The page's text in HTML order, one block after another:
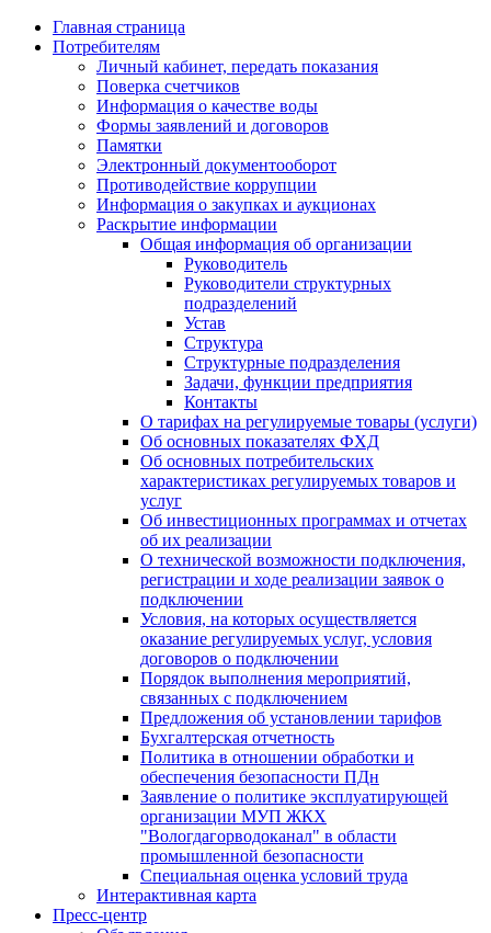
Главная страница
Потребителям
Личный кабинет, передать показания
Поверка счетчиков
Информация о качестве воды
Формы заявлений и договоров
Памятки
Электронный документооборот
Противодействие коррупции
Информация о закупках и аукционах
Раскрытие информации
Общая информация об организации
Руководитель
Руководители структурных
подразделений
Устав
Структура
Структурные подразделения
Задачи, функции предприятия
Контакты
О тарифах на регулируемые товары (услуги)
Об основных показателях ФХД
Об основных потребительских
характеристиках регулируемых товаров и
услуг
Об инвестиционных программах и отчетах
об их реализации
О технической возможности подключения,
регистрации и ходе реализации заявок о
подключении
Условия, на которых осуществляется
оказание регулируемых услуг, условия
договоров о подключении
Порядок выполнения мероприятий,
связанных с подключением
Предложения об установлении тарифов
Бухгалтерская отчетность
Политика в отношении обработки и
обеспечения безопасности ПДн
Заявление о политике эксплуатирующей
организации МУП ЖКХ
"Вологдагорводоканал" в области
промышленной безопасности
Специальная оценка условий труда
Интерактивная карта
Пресс-центр